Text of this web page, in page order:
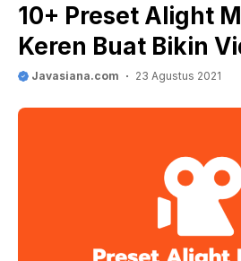
10+ Preset Alight
Keren Buat Bikin
Javasiana.com 23 Agustus 2021